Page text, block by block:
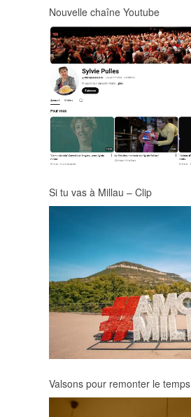
Nouvelle chaîne Youtube
Si tu vas à Millau – Clip
Valsons pour remonter le temps